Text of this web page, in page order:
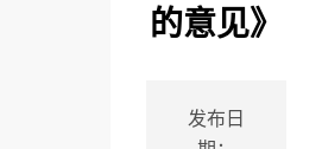
的意见》
发布日